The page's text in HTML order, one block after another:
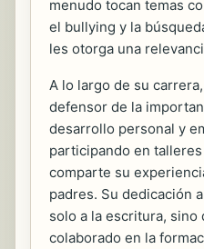
menudo tocan temas
el bullying y la
les otorga una
A lo largo de su
defensor de la
desarrollo personal y
participando en
comparte su
padres. Su dedicación
solo a la escritura, sino
colaborado en la